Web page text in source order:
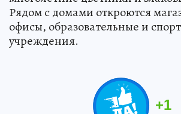
Рядом с домами откроются
офисы, образовательные и
учреждения.
+1